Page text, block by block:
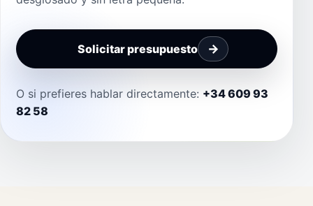
Solicitar presupuesto
O si prefieres hablar directamente: +34 609 93
82 58